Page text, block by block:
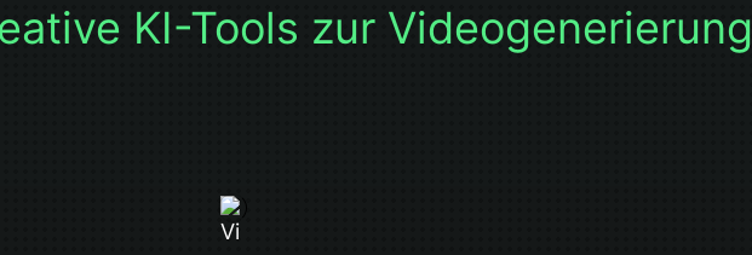
KI-Tools zur Videogenerierung